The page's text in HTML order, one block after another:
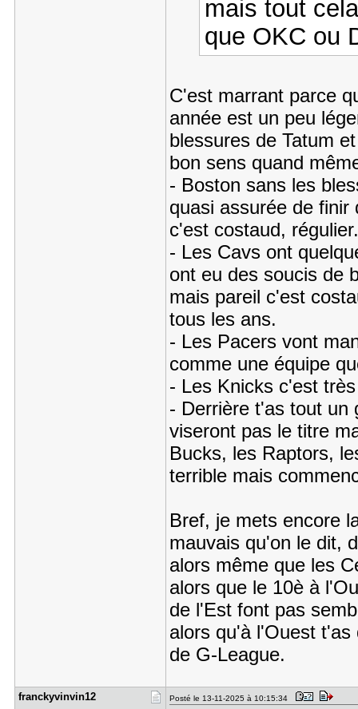
mais tout
que OKC ou
C'est marrant parce
année est un peu
blessures de Tatum
bon sens quand
- Boston sans les
quasi assurée de finir
c'est costaud,
- Les Cavs ont
ont eu des soucis de
mais pareil c'est
tous les ans.
- Les Pacers vont
comme une équipe
- Les Knicks c'est
- Derrière t'as tout un
viseront pas le titre
Bucks, les Raptors,
terrible mais
Bref, je mets encore
mauvais qu'on le dit,
alors même que les
alors que le 10è à
de l'Est font pas
alors qu'à l'Ouest t'as
de G-League.
franckyvin​vin12 Posté le 13-11-2025 à 10:15:34